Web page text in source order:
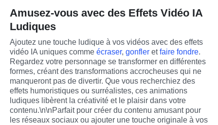
Amusez-vous avec des Effets Vidéo IA
Ludiques
Ajoutez une touche ludique à vos vidéos avec des effets
vidéo IA uniques comme écraser, gonfler et faire fondre.
Regardez votre personnage se transformer en différentes
formes, créant des transformations accrocheuses qui ne
manqueront pas de divertir. Que vous recherchiez des
effets humoristiques ou surréalistes, ces animations
ludiques libèrent la créativité et le plaisir dans votre
contenu.\n\nParfait pour créer du contenu amusant pour
les réseaux sociaux ou ajouter une touche originale à vos